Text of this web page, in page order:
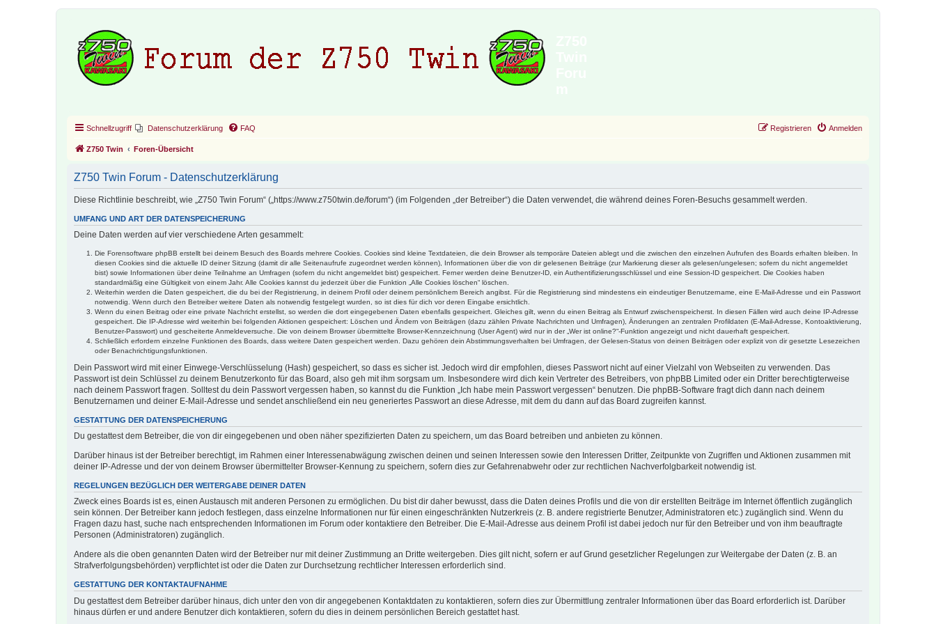
Schnellzugriff Datenschutzerklärung FAQ Anmelden
Registrieren
Z750 Twin Foren-Übersicht
Z750 Twin Forum - Datenschutzerklärung
Diese Richtlinie beschreibt, wie „Z750 Twin Forum“ („https://www.z750twin.de/forum“) (im Folgenden „der Betreiber“) die Daten verwendet, die während deines Foren-Besuchs gesammelt werden.
UMFANG UND ART DER DATENSPEICHERUNG
Deine Daten werden auf vier verschiedene Arten gesammelt:
Die Forensoftware phpBB erstellt bei deinem Besuch des Boards mehrere Cookies. Cookies sind kleine Textdateien, die dein Browser als temporäre Dateien ablegt und die zwischen den einzelnen Aufrufen des Boards erhalten bleiben. In
diesen Cookies sind die aktuelle ID deiner Sitzung (damit dir alle Seitenaufrufe zugeordnet werden können), Informationen über die von dir gelesenen Beiträge (zur Markierung dieser als gelesen/ungelesen; sofern du nicht angemeldet
bist) sowie Informationen über deine Teilnahme an Umfragen (sofern du nicht angemeldet bist) gespeichert. Ferner werden deine Benutzer-ID, ein Authentifizierungsschlüssel und eine Session-ID gespeichert. Die Cookies haben
standardmäßig eine Gültigkeit von einem Jahr. Alle Cookies kannst du jederzeit über die Funktion „Alle Cookies löschen“ löschen.
Weiterhin werden die Daten gespeichert, die du bei der Registrierung, in deinem Profil oder deinem persönlichem Bereich angibst. Für die Registrierung sind mindestens ein eindeutiger Benutzername, eine E-Mail-Adresse und ein Passwort
notwendig. Wenn durch den Betreiber weitere Daten als notwendig festgelegt wurden, so ist dies für dich vor deren Eingabe ersichtlich.
Wenn du einen Beitrag oder eine private Nachricht erstellst, so werden die dort eingegebenen Daten ebenfalls gespeichert. Gleiches gilt, wenn du einen Beitrag als Entwurf zwischenspeicherst. In diesen Fällen wird auch deine IP-Adresse
gespeichert. Die IP-Adresse wird weiterhin bei folgenden Aktionen gespeichert: Löschen und Ändern von Beiträgen (dazu zählen Private Nachrichten und Umfragen), Änderungen an zentralen Profildaten (E-Mail-Adresse, Kontoaktivierung,
Benutzer-Passwort) und gescheiterte Anmeldeversuche. Die von deinem Browser übermittelte Browser-Kennzeichnung (User Agent) wird nur in der „Wer ist online?“-Funktion angezeigt und nicht dauerhaft gespeichert.
Schließlich erfordern einzelne Funktionen des Boards, dass weitere Daten gespeichert werden. Dazu gehören dein Abstimmungsverhalten bei Umfragen, der Gelesen-Status von deinen Beiträgen oder explizit von dir gesetzte Lesezeichen
oder Benachrichtigungsfunktionen.
Dein Passwort wird mit einer Einwege-Verschlüsselung (Hash) gespeichert, so dass es sicher ist. Jedoch wird dir empfohlen, dieses Passwort nicht auf einer Vielzahl von Webseiten zu verwenden. Das
Passwort ist dein Schlüssel zu deinem Benutzerkonto für das Board, also geh mit ihm sorgsam um. Insbesondere wird dich kein Vertreter des Betreibers, von phpBB Limited oder ein Dritter berechtigterweise
nach deinem Passwort fragen. Solltest du dein Passwort vergessen haben, so kannst du die Funktion „Ich habe mein Passwort vergessen“ benutzen. Die phpBB-Software fragt dich dann nach deinem
Benutzernamen und deiner E-Mail-Adresse und sendet anschließend ein neu generiertes Passwort an diese Adresse, mit dem du dann auf das Board zugreifen kannst.
GESTATTUNG DER DATENSPEICHERUNG
Du gestattest dem Betreiber, die von dir eingegebenen und oben näher spezifizierten Daten zu speichern, um das Board betreiben und anbieten zu können.
Darüber hinaus ist der Betreiber berechtigt, im Rahmen einer Interessenabwägung zwischen deinen und seinen Interessen sowie den Interessen Dritter, Zeitpunkte von Zugriffen und Aktionen zusammen mit
deiner IP-Adresse und der von deinem Browser übermittelter Browser-Kennung zu speichern, sofern dies zur Gefahrenabwehr oder zur rechtlichen Nachverfolgbarkeit notwendig ist.
REGELUNGEN BEZÜGLICH DER WEITERGABE DEINER DATEN
Zweck eines Boards ist es, einen Austausch mit anderen Personen zu ermöglichen. Du bist dir daher bewusst, dass die Daten deines Profils und die von dir erstellten Beiträge im Internet öffentlich zugänglich
sein können. Der Betreiber kann jedoch festlegen, dass einzelne Informationen nur für einen eingeschränkten Nutzerkreis (z. B. andere registrierte Benutzer, Administratoren etc.) zugänglich sind. Wenn du
Fragen dazu hast, suche nach entsprechenden Informationen im Forum oder kontaktiere den Betreiber. Die E-Mail-Adresse aus deinem Profil ist dabei jedoch nur für den Betreiber und von ihm beauftragte
Personen (Administratoren) zugänglich.
Andere als die oben genannten Daten wird der Betreiber nur mit deiner Zustimmung an Dritte weitergeben. Dies gilt nicht, sofern er auf Grund gesetzlicher Regelungen zur Weitergabe der Daten (z. B. an
Strafverfolgungsbehörden) verpflichtet ist oder die Daten zur Durchsetzung rechtlicher Interessen erforderlich sind.
GESTATTUNG DER KONTAKTAUFNAHME
Du gestattest dem Betreiber darüber hinaus, dich unter den von dir angegebenen Kontaktdaten zu kontaktieren, sofern dies zur Übermittlung zentraler Informationen über das Board erforderlich ist. Darüber
hinaus dürfen er und andere Benutzer dich kontaktieren, sofern du dies in deinem persönlichen Bereich gestattet hast.